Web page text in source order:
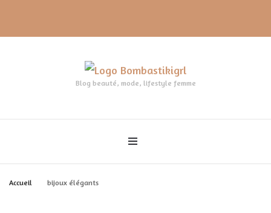
Blog beauté, mode, lifestyle femme
Accueil bijoux élégants